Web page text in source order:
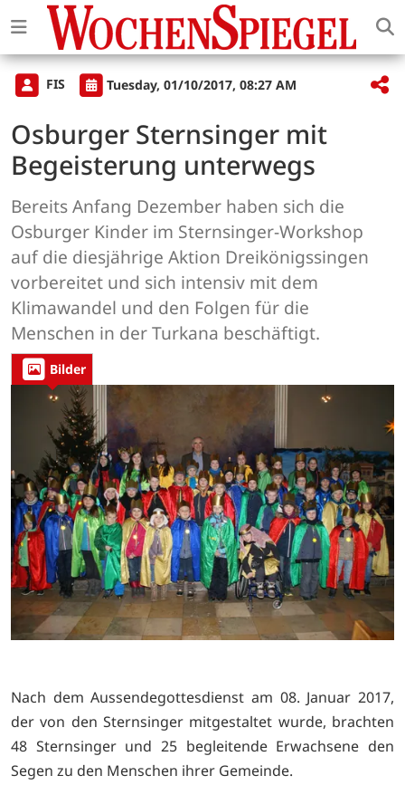
FIS Tuesday, 01/10/2017, 08:27 AM
Osburger Sternsinger mit
Begeisterung unterwegs
Bereits Anfang Dezember haben sich die
Osburger Kinder im Sternsinger-Workshop
auf die diesjährige Aktion Dreikönigssingen
vorbereitet und sich intensiv mit dem
Klimawandel und den Folgen für die
Menschen in der Turkana beschäftigt.
Bilder
Nach dem Aussendegottesdienst am 08. Januar 2017,
der von den Sternsinger mitgestaltet wurde, brachten
48 Sternsinger und 25 begleitende Erwachsene den
Segen zu den Menschen ihrer Gemeinde.